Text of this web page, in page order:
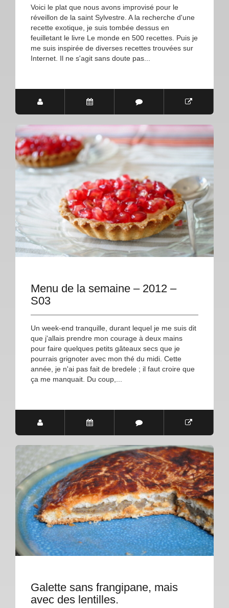
Voici le plat que nous avons improvisé pour le
réveillon de la saint Sylvestre. A la recherche d'une
recette exotique, je suis tombée dessus en
feuilletant le livre Le monde en 500 recettes. Puis je
me suis inspirée de diverses recettes trouvées sur
Internet. Il ne s'agit sans doute pas...
Menu de la semaine – 2012 –
S03
Un week-end tranquille, durant lequel je me suis dit
que j'allais prendre mon courage à deux mains
pour faire quelques petits gâteaux secs que je
pourrais grignoter avec mon thé du midi. Cette
année, je n'ai pas fait de bredele ; il faut croire que
ça me manquait. Du coup,...
Galette sans frangipane, mais
avec des lentilles.